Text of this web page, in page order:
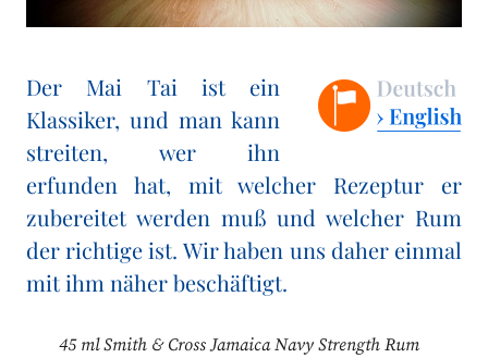
Der Mai Tai ist ein
Klassiker, und man kann
streiten, wer ihn
erfunden hat, mit welcher Rezeptur er
zubereitet werden muß und welcher Rum
der richtige ist. Wir haben uns daher einmal
mit ihm näher beschäftigt.
45 ml Smith & Cross Jamaica Navy Strength Rum